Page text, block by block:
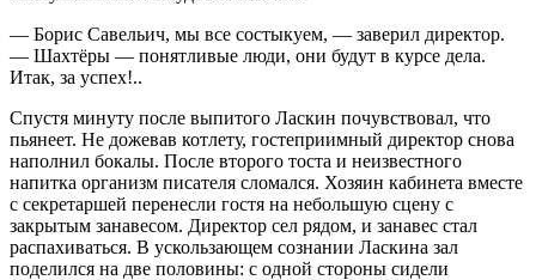
— Борис Савельич, мы все состыкуем, — заверил директор.
— Шахтёры — понятливые люди, они будут в курсе дела.
Итак, за успех!..
Спустя минуту после выпитого Ласкин почувствовал, что
пьянеет. Не дожевав котлету, гостеприимный директор снова
наполнил бокалы. После второго тоста и неизвестного
напитка организм писателя сломался. Хозяин кабинета вместе
с секретаршей перенесли гостя на небольшую сцену с
закрытым занавесом. Директор сел рядом, и занавес стал
распахиваться. В ускользающем сознании Ласкина зал
поделился на две половины: с одной стороны сидели